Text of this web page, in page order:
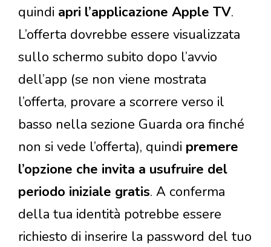
quindi apri l’applicazione Apple TV.
L’offerta dovrebbe essere visualizzata
sullo schermo subito dopo l’avvio
dell’app (se non viene mostrata
l’offerta, provare a scorrere verso il
basso nella sezione Guarda ora finché
non si vede l’offerta), quindi premere
l’opzione che invita a usufruire del
periodo iniziale gratis. A conferma
della tua identità potrebbe essere
richiesto di inserire la password del tuo